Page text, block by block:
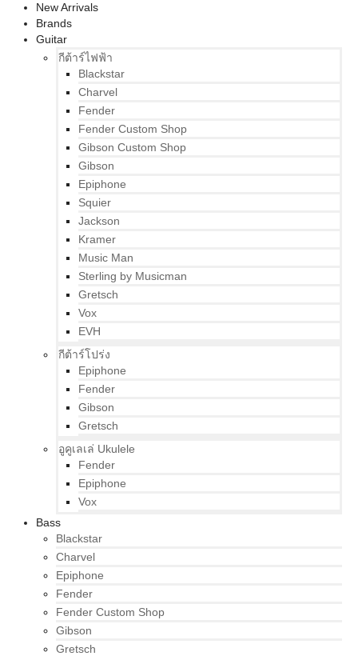
New Arrivals
Brands
Guitar
กีต้าร์ไฟฟ้า
Blackstar
Charvel
Fender
Fender Custom Shop
Gibson Custom Shop
Gibson
Epiphone
Squier
Jackson
Kramer
Music Man
Sterling by Musicman
Gretsch
Vox
EVH
กีต้าร์โปร่ง
Epiphone
Fender
Gibson
Gretsch
อูคูเลเล่ Ukulele
Fender
Epiphone
Vox
Bass
Blackstar
Charvel
Epiphone
Fender
Fender Custom Shop
Gibson
Gretsch